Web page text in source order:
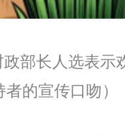
部长人选表示
的宣传口吻）